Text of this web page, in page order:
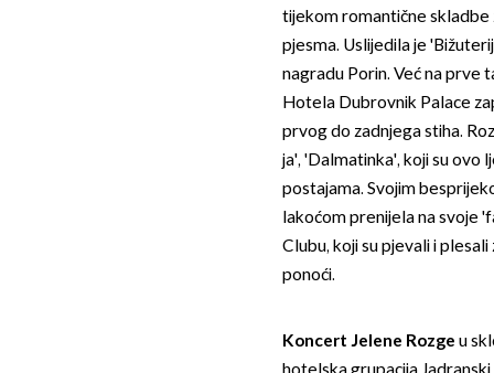
tijekom romantične skladbe
pjesma. Uslijedila je
nagradu Porin. Već na prve
Hotela Dubrovnik Palace
prvog do zadnjega stiha.
ja', 'Dalmatinka', koji su ovo
postajama. Svojim
lakoćom prenijela na svoje
Clubu, koji su pjevali i
ponoći.
Koncert Jelene Rozge u